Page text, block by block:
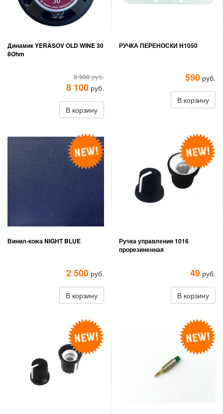
Динамик YERASOV OLD WINE 30
8Ohm
8 900руб.
8 100 руб.
В корзину
РУЧКА ПЕРЕНОСКИ H1050
590 руб.
В корзину
Винил-кожа NIGHT BLUE
2 500 руб.
В корзину
Ручка управления 1016
прорезиненная
49 руб.
В корзину